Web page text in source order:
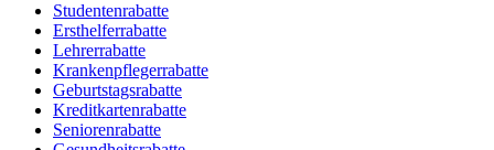
Studentenrabatte
Ersthelferrabatte
Lehrerrabatte
Krankenpflegerrabatte
Geburtstagsrabatte
Kreditkartenrabatte
Seniorenrabatte